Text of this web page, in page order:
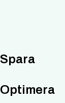
Spara
Optimera